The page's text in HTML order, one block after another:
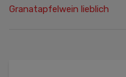
Granatapfelwein lieblich